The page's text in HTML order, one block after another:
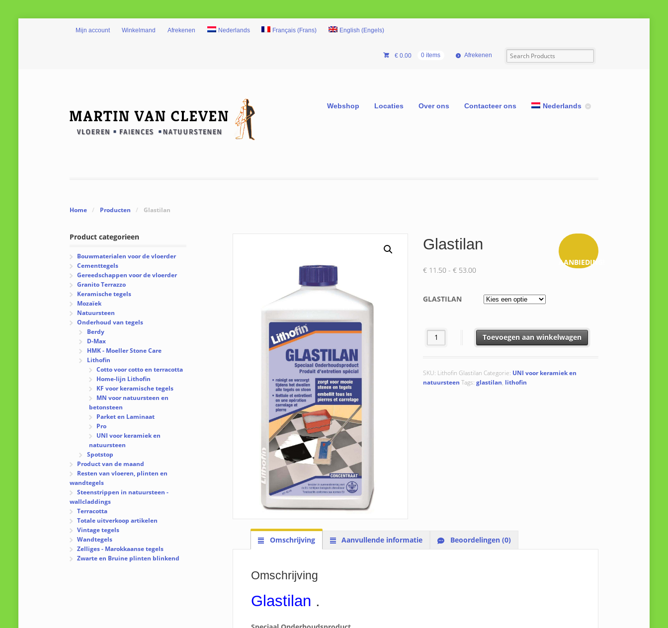
Mijn account Winkelmand Afrekenen Nederlands Français (Frans) English (Engels)
€0.00 0 items Afrekenen
Webshop Locaties Over ons Contacteer ons Nederlands
Home / Producten / Glastilan
AANBIEDING!
Glastilan
€11.50 - €53.00Prijsklasse:
€ 53.00
GLASTILAN
Glastilan aantal Toevoegen aan winkelwagen
SKU: Lithofin Glastilan Categorie: UNI voor keramiek en
natuursteen Tags: glastilan, lithofin
Omschrijving Aanvullende informatie Beoordelingen (0)
Omschrijving
Glastilan .
Product categorieen
Bouwmaterialen voor de vloerder
Cementtegels
Gereedschappen voor de vloerder
Granito Terrazzo
Keramische tegels
Mozaïek
Natuursteen
Onderhoud van tegels
Berdy
D-Max
HMK - Moeller Stone Care
Lithofin
Cotto voor cotto en terracotta
Home-lijn Lithofin
KF voor keramische tegels
MN voor natuursteen en
betonsteen
Parket en Laminaat
Pro
UNI voor keramiek en
natuursteen
Spotstop
Product van de maand
Resten van vloeren, plinten en
wandtegels
Steenstrippen in natuursteen -
wallcladdings
Terracotta
Totale uitverkoop artikelen
Vintage tegels
Wandtegels
Zelliges - Marokkaanse tegels
Zwarte en Bruine plinten blinkend